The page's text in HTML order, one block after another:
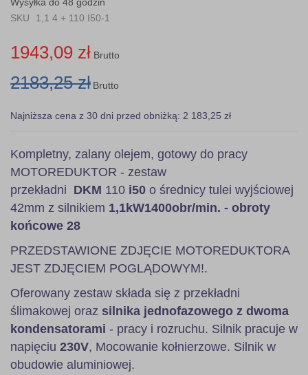
SKU
1,1 4 + 110 I50-1
1943,09 zł Brutto
2183,25 zł Brutto
Najniższa cena z 30 dni przed obniżką: 2 183,25 zł
Kompletny, zalany olejem, gotowy do pracy
MOTOREDUKTOR - zestaw
przekładni DKM 110 i50 o średnicy tulei wyjściowej
42mm z silnikiem 1,1kW1400obr/min. - obroty
końcowe 28
PRZEDSTAWIONE ZDJĘCIE MOTOREDUKTORA
JEST ZDJĘCIEM POGLĄDOWYM!.
Oferowany zestaw składa się z przekładni
ślimakowej oraz silnika jednofazowego z dwoma
kondensatorami - pracy i rozruchu. Silnik pracuje w
napięciu 230V, Mocowanie kołnierzowe. Silnik w
obudowie aluminiowej.